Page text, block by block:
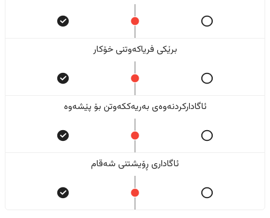
برێکی فریاکەوتنی خۆکار
ئاگادارکردنەوەی بەریەککەوتن بۆ پێشەوە
ئاگاداری ڕۆیشتنی شەقام